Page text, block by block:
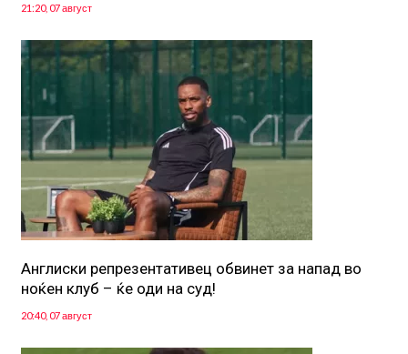
21:20, 07 август
Англиски репрезентативец обвинет за напад во
ноќен клуб – ќе оди на суд!
20:40, 07 август